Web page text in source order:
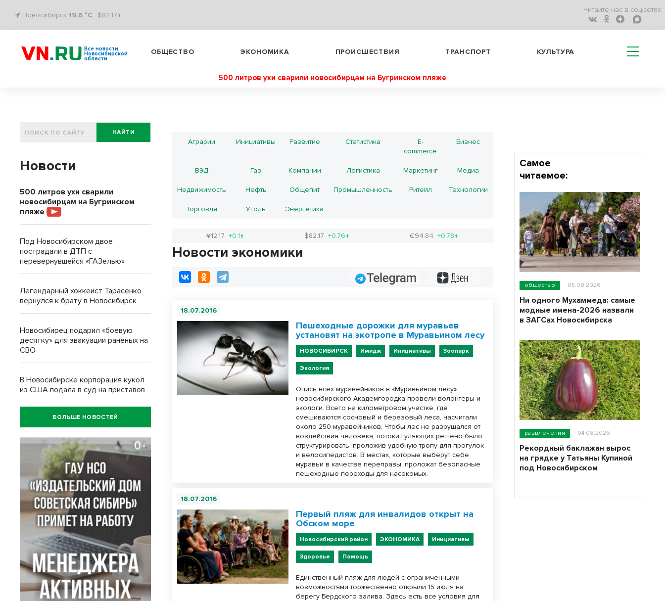
Новосибирск 19.6 °C $82.17↑
Читайте нас в соц.сетях:
Все новости
Новосибирской
области
ОБЩЕСТВО ЭКОНОМИКА ПРОИСШЕСТВИЯ ТРАНСПОРТ КУЛЬТУРА
500 литров ухи сварили новосибирцам на Бугринском пляже
Аграрии Инициативы Развитие Статистика
E-
commerce
Бизнес
ВЭД Газ Компании Логистика Маркетинг Медиа
Недвижимость Нефть Общепит Промышленность Ритейл Технологии
Торговля Уголь Энергетика
¥12.17+0.1↑ $82.17+0.76↑ €94.84+0.78↑
Новости экономики
Telegram
18.07.2016
Пешеходные дорожки для муравьев
установят на экотропе в Муравьином лесу
НОВОСИБИРСК Имидж Инициативы Зоопарк
Экология
Опись всех муравейников в «Муравьином лесу»
новосибирского Академгородка провели волонтеры и
экологи. Всего на километровом участке, где
смешиваются сосновый и березовый леса, насчитали
около 250 муравейников. Чтобы лес не разрушался от
воздействия человека, потоки гуляющих решено было
структурировать, проложив удобную тропу для прогулок
и велосипедистов. В местах, которые выберут себе
муравьи в качестве переправы, проложат безопасные
пешеходные переходы для насекомых.
18.07.2016
Первый пляж для инвалидов открыт на
Обском море
Новосибирский район ЭКОНОМИКА Инициативы
Здоровье Помощь
Единственный пляж для людей с ограниченными
возможностями торжественно открыли 15 июля на
берегу Бердского залива. Здесь есть все условия для
НАЙТИ
Новости
500 литров ухи сварили
новосибирцам на Бугринском
пляже
Под Новосибирском двое
пострадали в ДТП с
перевернувшейся «ГАЗелью»
Легендарный хоккеист Тарасенко
вернулся к брату в Новосибирск
Новосибирец подарил «боевую
десятку» для эвакуации раненых на
СВО
В Новосибирске корпорация кукол
из США подала в суд на приставов
БОЛЬШЕ НОВОСТЕЙ
Самое
читаемое:
общество 05.08.2026
Ни одного Мухаммеда: самые
модные имена-2026 назвали
в ЗАГСах Новосибирска
развлечения 04.08.2026
Рекордный баклажан вырос
на грядке у Татьяны Купиной
под Новосибирском